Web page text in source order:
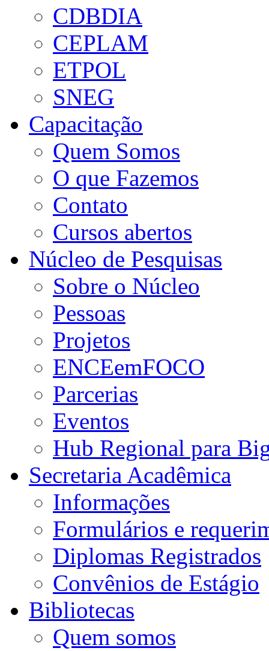
CDBDIA
CEPLAM
ETPOL
SNEG
Capacitação
Quem Somos
O que Fazemos
Contato
Cursos abertos
Núcleo de Pesquisas
Sobre o Núcleo
Pessoas
Projetos
ENCEemFOCO
Parcerias
Eventos
Hub Regional para
Secretaria Acadêmica
Informações
Formulários e
Diplomas Registrados
Convênios de Estágio
Bibliotecas
Quem somos